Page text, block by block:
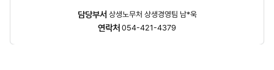
담당부서 상생노무처 상생경영팀 남*욱
연락처 054-421-4379